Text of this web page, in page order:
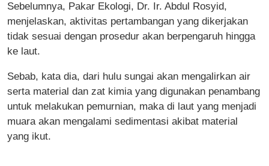
Sebelumnya, Pakar Ekologi, Dr. Ir. Abdul Rosyid,
menjelaskan, aktivitas pertambangan yang dikerjakan
tidak sesuai dengan prosedur akan berpengaruh hingga
ke laut.
Sebab, kata dia, dari hulu sungai akan mengalirkan air
serta material dan zat kimia yang digunakan penambang
untuk melakukan pemurnian, maka di laut yang menjadi
muara akan mengalami sedimentasi akibat material
yang ikut.